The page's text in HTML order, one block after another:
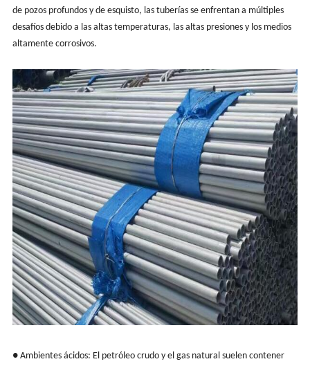
de pozos profundos y de esquisto, las tuberías se enfrentan a múltiples
desafíos debido a las altas temperaturas, las altas presiones y los medios
altamente corrosivos.
● Ambientes ácidos: El petróleo crudo y el gas natural suelen contener